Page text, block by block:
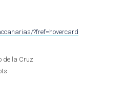
?fref=hovercard
de la Cruz